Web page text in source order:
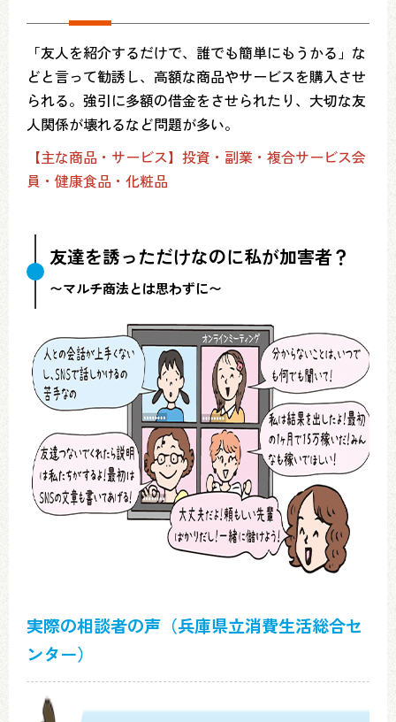
「友人を紹介するだけで、誰でも簡単にもうかる」な
どと言って勧誘し、高額な商品やサービスを購入させ
られる。強引に多額の借金をさせられたり、大切な友
人関係が壊れるなど問題が多い。
【主な商品・サービス】投資・副業・複合サービス会
員・健康食品・化粧品
友達を誘っただけなのに私が加害者？
〜マルチ商法とは思わずに〜
実際の相談者の声 （兵庫県立消費生活総合セ
ンター）